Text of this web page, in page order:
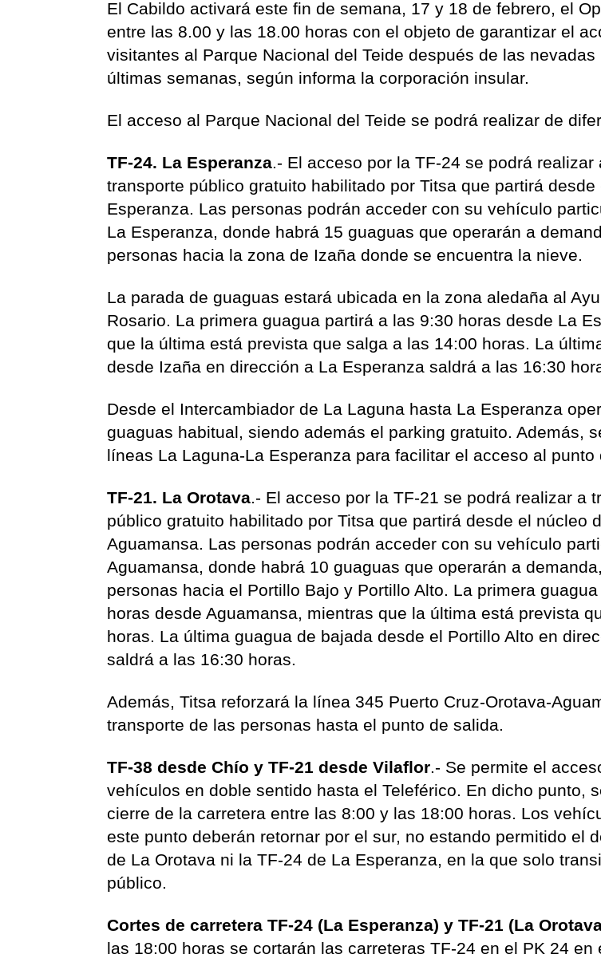
El Cabildo activará este fin de semana, 17 y 18 de febrero, el
entre las 8.00 y las 18.00 horas con el objeto de garantizar el
visitantes al Parque Nacional del Teide después de las
últimas semanas, según informa la corporación insular.
El acceso al Parque Nacional del Teide se podrá realizar de
TF-24. La Esperanza.- El acceso por la TF-24 se podrá realizar
transporte público gratuito habilitado por Titsa que partirá
Esperanza. Las personas podrán acceder con su vehículo
La Esperanza, donde habrá 15 guaguas que operarán a
personas hacia la zona de Izaña donde se encuentra la nieve.
La parada de guaguas estará ubicada en la zona aledaña al
Rosario. La primera guagua partirá a las 9:30 horas desde La
que la última está prevista que salga a las 14:00 horas. La
desde Izaña en dirección a La Esperanza saldrá a las 16:30
Desde el Intercambiador de La Laguna hasta La Esperanza
guaguas habitual, siendo además el parking gratuito. Además,
líneas La Laguna-La Esperanza para facilitar el acceso al punto
TF-21. La Orotava.- El acceso por la TF-21 se podrá realizar a
público gratuito habilitado por Titsa que partirá desde el núcleo
Aguamansa. Las personas podrán acceder con su vehículo
Aguamansa, donde habrá 10 guaguas que operarán a
personas hacia el Portillo Bajo y Portillo Alto. La primera
horas desde Aguamansa, mientras que la última está prevista
horas. La última guagua de bajada desde el Portillo Alto en
saldrá a las 16:30 horas.
Además, Titsa reforzará la línea 345 Puerto Cruz-Orotava-
transporte de las personas hasta el punto de salida.
TF-38 desde Chío y TF-21 desde Vilaflor.- Se permite el
vehículos en doble sentido hasta el Teleférico. En dicho punto,
cierre de la carretera entre las 8:00 y las 18:00 horas. Los
este punto deberán retornar por el sur, no estando permitido el
de La Orotava ni la TF-24 de La Esperanza, en la que solo
público.
Cortes de carretera TF-24 (La Esperanza) y TF-21 (La
las 18:00 horas se cortarán las carreteras TF-24 en el PK 24 en